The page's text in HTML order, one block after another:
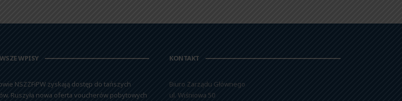
WPISY
NSZZFiPW zyskają dostęp do tańszych
Ruszyła nowa oferta voucherów pobytowych
KONTAKT
Biuro Zarządu Głównego
ul. Wiśniowa 50